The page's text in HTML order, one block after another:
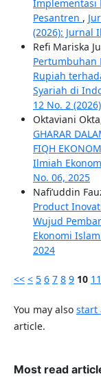
Implementasi
Pesantren ,
(2026): Jurnal
Refi Mariska
Pertumbuhan
Rupiah
Syariah di
12 No. 2
Oktaviani
GHARAR
FIQH
Ilmiah
No. 06, 2025
Nafi’uddin
Product
Wujud
Ekonomi
2024
<< < 5 6 7 8 9 10 11
You may also start
article.
Most read